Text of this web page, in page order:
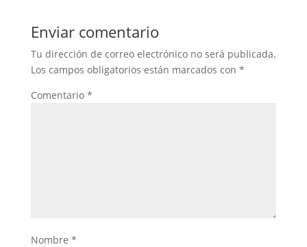
Enviar comentario
Tu dirección de correo electrónico no será publicada.
Los campos obligatorios están marcados con *
Comentario *
Nombre *